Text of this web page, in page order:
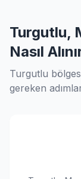
Turgutlu,
Nasıl
Turgutlu
gereken